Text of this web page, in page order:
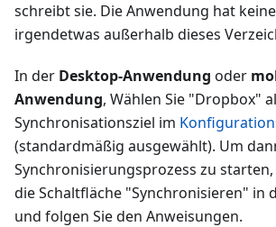
schreibt sie. Die Anwendung hat
irgendetwas außerhalb dieses
In der Desktop-Anwendung oder
Anwendung, Wählen Sie "Dropbox"
Synchronisationsziel im
(standardmäßig ausgewählt). Um
Synchronisierungsprozess zu
die Schaltfläche "Synchronisieren" in
und folgen Sie den Anweisungen.